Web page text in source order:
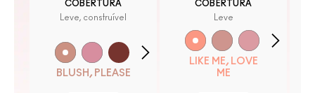
COBERTURA
Leve, construível
BLUSH, PLEASE
COBERTURA
Leve
LIKE ME, LOVE
ME